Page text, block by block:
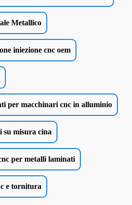
Metallico
iniezione cnc oem
per macchinari cnc in alluminio
su misura cina
per metalli laminati
e tornitura